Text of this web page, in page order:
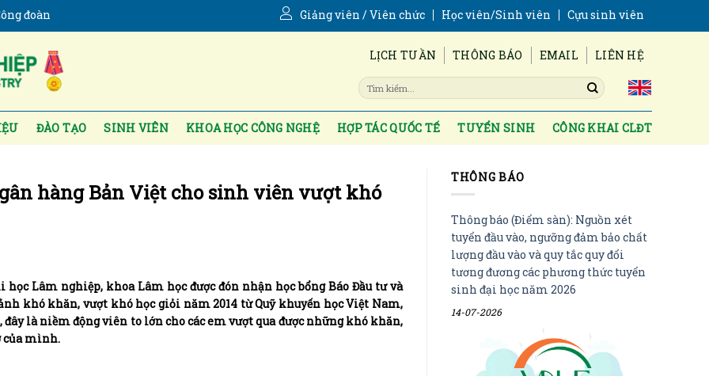
đoàn Giảng viên / Viên chức Học viên/Sinh viên Cựu sinh viên
LỊCH TUẦN THÔNG BÁO EMAIL LIÊN HỆ
ĐÀO TẠO SINH VIÊN KHOA HỌC CÔNG NGHỆ HỢP TÁC QUỐC TẾ TUYỂN SINH CÔNG KHAI CLĐT
hàng Bản Việt cho sinh viên vượt khó
học Lâm nghiệp, khoa Lâm học được đón nhận học bổng Báo Đầu tư và
khó khăn, vượt khó học giỏi năm 2014 từ Quỹ khuyến học Việt Nam,
là niềm động viên to lớn cho các em vượt qua được những khó khăn,
của mình.
THÔNG BÁO
Thông báo (Điểm sàn): Nguồn xét
tuyển đầu vào, ngưỡng đảm bảo chất
lượng đầu vào và quy tắc quy đổi
tương đương các phương thức tuyển
sinh đại học năm 2026
14-07-2026